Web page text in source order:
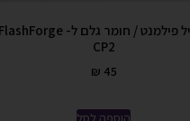
מוביל פילמנט / חומר גלם ל- FlashForge
CP2
₪ 45